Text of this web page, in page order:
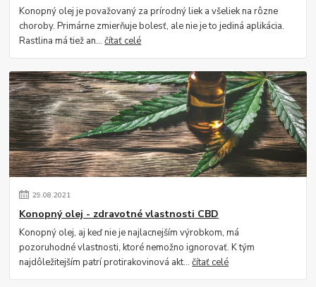
Konopný olej je považovaný za prírodný liek a všeliek na rôzne
choroby. Primárne zmierňuje bolesť, ale nie je to jediná aplikácia.
Rastlina má tiež an...čítať celé
29.08.2021
Konopný olej - zdravotné vlastnosti CBD
Konopný olej, aj keď nie je najlacnejším výrobkom, má
pozoruhodné vlastnosti, ktoré nemožno ignorovať. K tým
najdôležitejším patrí protirakovinová akt...čítať celé